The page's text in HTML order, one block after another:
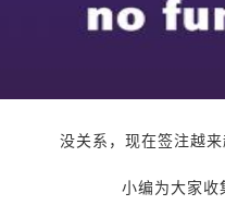
没关系，现在签注越
小编为大家收